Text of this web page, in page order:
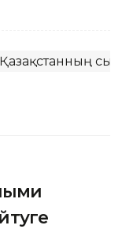
Қазақстанның